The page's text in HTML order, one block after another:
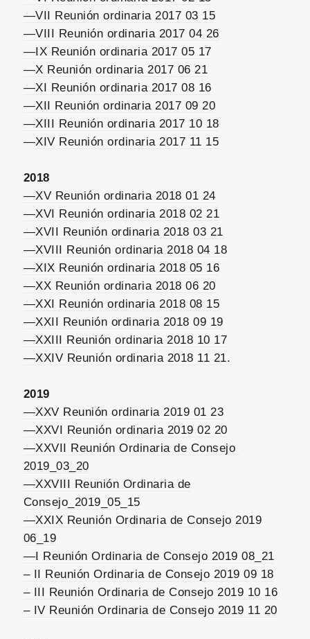
—VII Reunión ordinaria 2017 03 15
—VIII Reunión ordinaria 2017 04 26
—IX Reunión ordinaria 2017 05 17
—X Reunión ordinaria 2017 06 21
—XI Reunión ordinaria 2017 08 16
—XII Reunión ordinaria 2017 09 20
—XIII Reunión ordinaria 2017 10 18
—XIV Reunión ordinaria 2017 11 15
2018
—XV Reunión ordinaria 2018 01 24
—XVI Reunión ordinaria 2018 02 21
—XVII Reunión ordinaria 2018 03 21
—XVIII Reunión ordinaria 2018 04 18
—XIX Reunión ordinaria 2018 05 16
—XX Reunión ordinaria 2018 06 20
—XXI Reunión ordinaria 2018 08 15
—XXII Reunión ordinaria 2018 09 19
—XXIII Reunión ordinaria 2018 10 17
—XXIV Reunión ordinaria 2018 11 21.
2019
—XXV Reunión ordinaria 2019 01 23
—XXVI Reunión ordinaria 2019 02 20
—XXVII Reunión Ordinaria de Consejo
2019_03_20
—XXVIII Reunión Ordinaria de
Consejo_2019_05_15
—XXIX Reunión Ordinaria de Consejo 2019
06_19
—I Reunión Ordinaria de Consejo 2019 08_21
– II Reunión Ordinaria de Consejo 2019 09 18
– III Reunión Ordinaria de Consejo 2019 10 16
– IV Reunión Ordinaria de Consejo 2019 11 20